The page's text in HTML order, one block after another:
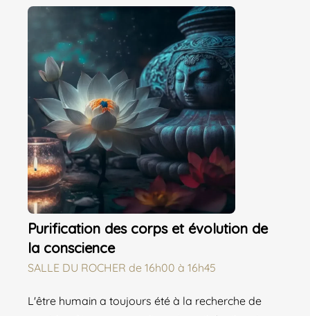
Purification des corps et évolution de
la conscience
SALLE DU ROCHER de 16h00 à 16h45
L'être humain a toujours été à la recherche de